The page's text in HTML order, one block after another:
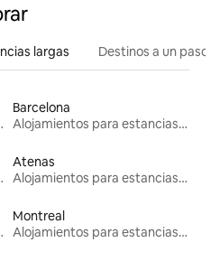
largas Destinos a un
largas
Barcelona
Alojamientos para estancias largas
largas
Atenas
Alojamientos para estancias largas
largas
Montreal
Alojamientos para estancias largas